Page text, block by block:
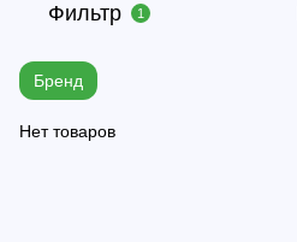
Фильтр 1
Бренд
Нет товаров